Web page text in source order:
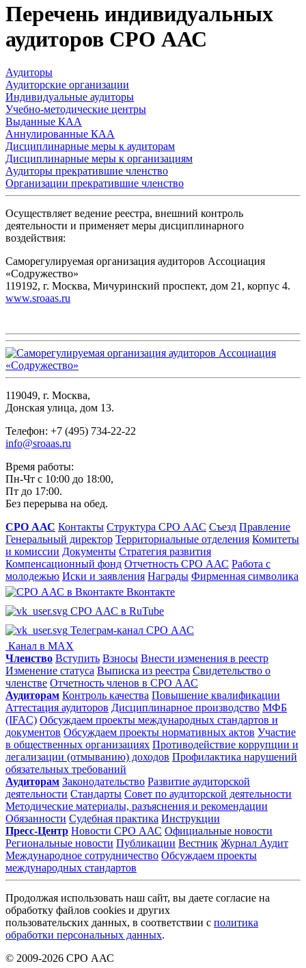
Перечень индивидуальных
аудиторов СРО ААС
Аудиторы
Аудиторские организации
Индивидуальные аудиторы
Учебно-методические центры
Выданные КАА
Аннулированные КАА
Дисциплинарные меры к аудиторам
Дисциплинарные меры к организациям
Аудиторы прекратившие членство
Организации прекратившие членство
Осуществляет ведение реестра, внешний контроль
деятельности и применяет меры дисциплинарного
воздействия:
Саморегулируемая организация аудиторов Ассоциация
«Содружество»
119192, г. Москва, Мичуринский проспект, дом 21, корпус 4.
www.sroaas.ru
119049, г. Москва,
Донская улица, дом 13.
Телефон: +7 (495) 734-22-22
info@sroaas.ru
Время работы:
Пн-Чт с 10:00 до 18:00,
Пт до 17:00.
Без перерыва на обед.
СРО ААС Контакты Структура СРО ААС Съезд Правление
Генеральный директор Территориальные отделения Комитеты
и комиссии Документы Стратегия развития
Компенсационный фонд Отчетность СРО ААС Работа с
молодежью Иски и заявления Награды Фирменная символика
Вконтакте
СРО ААС в RuTube
Телеграм-канал СРО ААС
Канал в MAX
Членство Вступить Взносы Внести изменения в реестр
Изменение статуса Выписка из реестра Свидетельство о
членстве Отчетность членов в СРО ААС
Аудиторам Контроль качества Повышение квалификации
Аттестация аудиторов Дисциплинарное производство МФБ
(IFAC) Обсуждаем проекты международных стандартов и
документов Обсуждаем проекты нормативных актов Участие
в общественных организациях Противодействие коррупции и
легализации (отмыванию) доходов Профилактика нарушений
обязательных требований
Аудиторам Законодательство Развитие аудиторской
деятельности Стандарты Совет по аудиторской деятельности
Методические материалы, разъяснения и рекомендации
Обязанности Судебная практика Инструкции
Пресс-Центр Новости СРО ААС Официальные новости
Региональные новости Публикации Вестник Журнал Аудит
Международное сотрудничество Обсуждаем проекты
международных стандартов
Продолжая использовать наш сайт, вы даете согласие на
обработку файлов cookies и других
пользовательских данных, в соответствии с политика
обработки персональных данных.
© 2009-2026 СРО ААС